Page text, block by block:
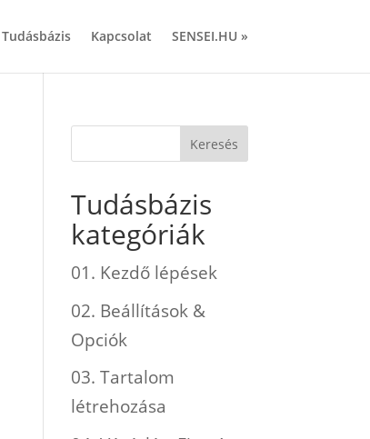
Tudásbázis Kapcsolat SENSEI.HU »
Tudásbázis
kategóriák
01. Kezdő lépések
02. Beállítások &
Opciók
03. Tartalom
létrehozása